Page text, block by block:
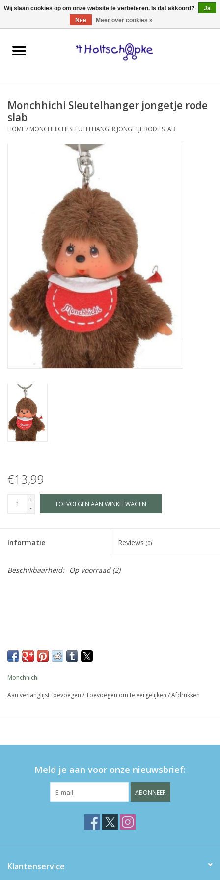
0 Artikelen - €0,00
Home
spellen
onderweg
eten & drinken
boeken
SALE
Monchhichi Sleutelhanger jongetje rode
slab
HOME/ MONCHHICHI SLEUTELHANGER JONGETJE RODE SLAB
€13,99
+
-
TOEVOEGEN AAN WINKELWAGEN
Informatie Reviews (0)
Beschikbaarheid: Op voorraad(2)
Monchhichi
Aan verlanglijst toevoegen /Toevoegen om te vergelijken /Afdrukken
Meld je aan voor onze nieuwsbrief:
ABONNEER
Klantenservice
Wij slaan cookies op om onze website te verbeteren. Is dat akkoord?
Ja
Nee
Meer over cookies »